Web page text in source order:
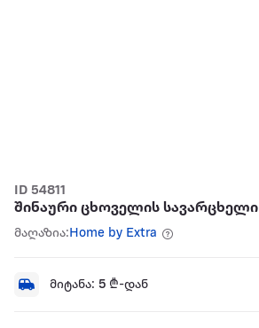
ID 54811
შინაური ცხოველის სავარცხელი
მაღაზია:Home by Extra
მიტანა: 5 ₾-დან